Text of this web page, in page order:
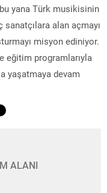
yana Türk musikisinin
sanatçılara alan açmayı
misyon ediniyor.
eğitim programlarıyla
yaşatmaya devam
ALANI